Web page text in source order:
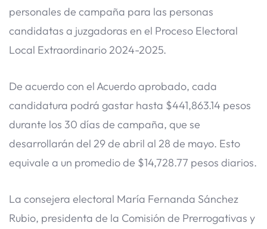
personales de campaña para las personas
candidatas a juzgadoras en el Proceso Electoral
Local Extraordinario 2024-2025.
De acuerdo con el Acuerdo aprobado, cada
candidatura podrá gastar hasta $441,863.14 pesos
durante los 30 días de campaña, que se
desarrollarán del 29 de abril al 28 de mayo. Esto
equivale a un promedio de $14,728.77 pesos diarios.
La consejera electoral María Fernanda Sánchez
Rubio, presidenta de la Comisión de Prerrogativas y